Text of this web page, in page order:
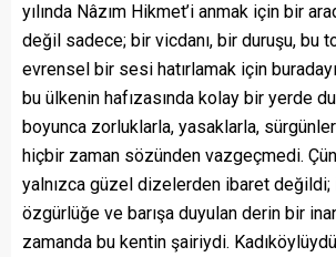
yılında Nâzım Hikmet’i anmak için bir
değil sadece; bir vicdanı, bir duruşu, bu
evrensel bir sesi hatırlamak için
bu ülkenin hafızasında kolay bir yerde
boyunca zorluklarla, yasaklarla,
hiçbir zaman sözünden vazgeçmedi.
yalnızca güzel dizelerden ibaret değildi;
özgürlüğe ve barışa duyulan derin bir
zamanda bu kentin şairiydi.